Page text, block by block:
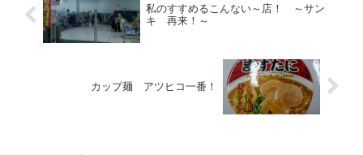
私のすすめるこんない～店！ ～サン
キ 再来！～
カップ麺 アツヒコ一番！